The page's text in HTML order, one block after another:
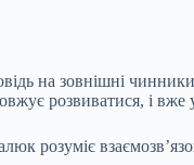
на зовнішні
розвиватися, і вже
розуміє